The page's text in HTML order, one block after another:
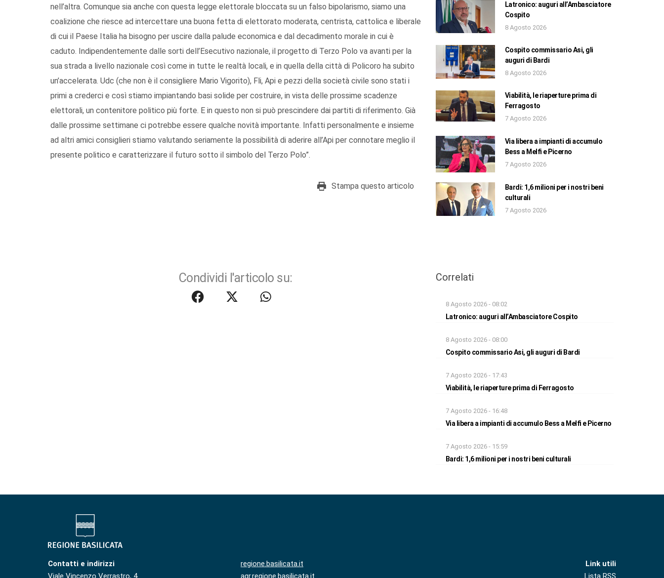
nell’altra. Comunque sia anche con questa legge elettorale bloccata su un falso bipolarismo, siamo una
coalizione che riesce ad intercettare una buona fetta di elettorato moderata, centrista, cattolica e liberale
di cui il Paese Italia ha bisogno per uscire dalla palude economica e dal decadimento morale in cui è
caduto. Indipendentemente dalle sorti dell’Esecutivo nazionale, il progetto di Terzo Polo va avanti per la
sua strada a livello nazionale così come in tutte le realtà locali, e in quella della città di Policoro ha subito
un’accelerata. Udc (che non è il consigliere Mario Vigorito), Fli, Api e pezzi della società civile sono stati i
primi a crederci e così stiamo impiantando basi solide per costruire, in vista delle prossime scadenze
elettorali, un contenitore politico più forte. E in questo non si può prescindere dai partiti di riferimento. Già
dalle prossime settimane ci potrebbe essere qualche novità importante. Infatti personalmente e insieme
ad altri amici consiglieri stiamo valutando seriamente la possibilità di aderire all’Api per connotare meglio il
presente politico e caratterizzare il futuro sotto il simbolo del Terzo Polo”.
Stampa questo articolo
Condividi l'articolo su:
Latronico: auguri all’Ambasciatore
Cospito
8 Agosto 2026
Cospito commissario Asi, gli
auguri di Bardi
8 Agosto 2026
Viabilità, le riaperture prima di
Ferragosto
7 Agosto 2026
Via libera a impianti di accumulo
Bess a Melfi e Picerno
7 Agosto 2026
Bardi: 1,6 milioni per i nostri beni
culturali
7 Agosto 2026
Correlati
8 Agosto 2026 - 08:02
Latronico: auguri all’Ambasciatore Cospito
8 Agosto 2026 - 08:00
Cospito commissario Asi, gli auguri di Bardi
7 Agosto 2026 - 17:43
Viabilità, le riaperture prima di Ferragosto
7 Agosto 2026 - 16:48
Via libera a impianti di accumulo Bess a Melfi e Picerno
7 Agosto 2026 - 15:59
Bardi: 1,6 milioni per i nostri beni culturali
Contatti e indirizzi
Viale Vincenzo Verrastro, 4
regione.basilicata.it
agr.regione.basilicata.it
Link utili
Lista RSS